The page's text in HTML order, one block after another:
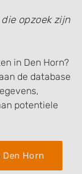
opzoek zijn
in Den Horn?
de database
potentiele
Horn